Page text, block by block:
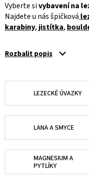
Vyberte sivybavení na
Najdete u nás špičková
karabiny,jistítka,
používáme na skalách ale
Rozbalit popis
LEZECKÉ ÚVAZKY
LANA A SMYCE
MAGNESIUM A
PYTLÍKY